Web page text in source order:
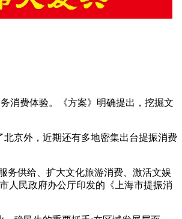
消费体验。《方案》明确提出，挖掘文
京外，近期还有多地密集出台提振消费
务供给、扩大文化旅游消费、激活文娱
人民政府办公厅印发的《上海市提振消